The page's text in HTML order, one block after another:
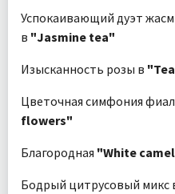
Успокаивающий дуэт
в "Jasmine tea"
Изысканность розы в
Цветочная симфония
flowers"
Благородная "White
Бодрый цитрусовый микс